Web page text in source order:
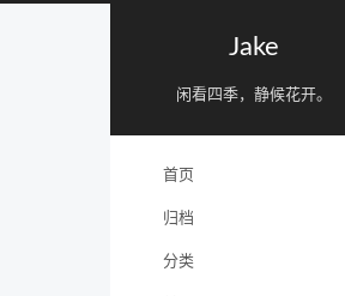
Jake
闲看四季，静候花开。
首页
归档
分类